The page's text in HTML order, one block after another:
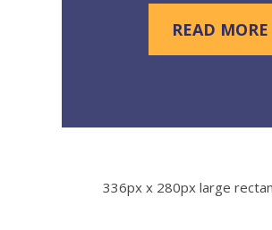
READ MORE
336px x 280px large